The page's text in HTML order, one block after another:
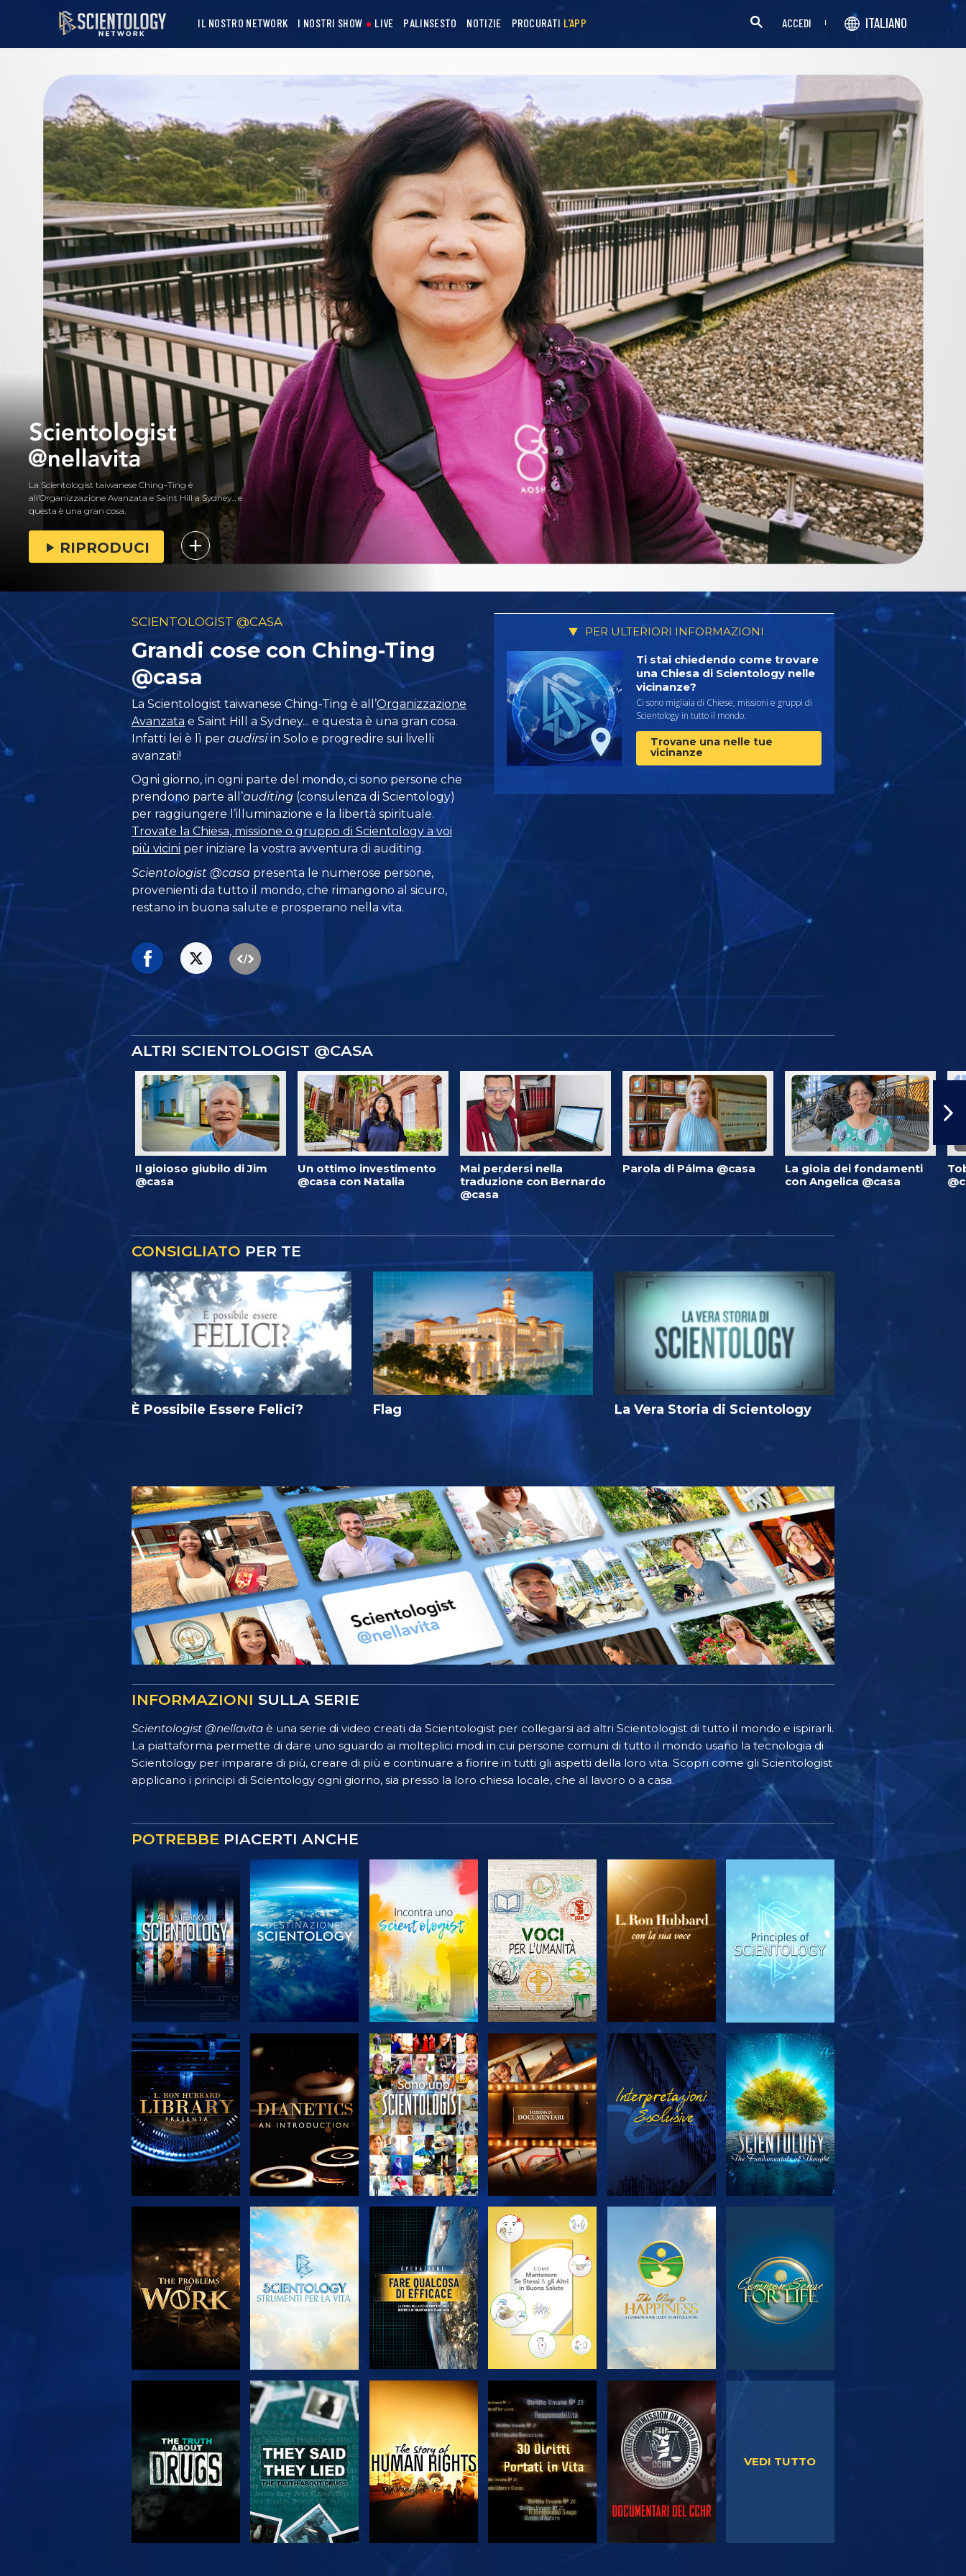
IL NOSTRO NETWORK I NOSTRI SHOW LIVE PALINSESTO NOTIZIE PROCURATI L’APP ACCEDI ITALIANO
La Scientologist taiwanese Ching-Ting è
all’Organizzazione Avanzata e Saint Hill a Sydney... e
questa è una gran cosa.
RIPRODUCI
SCIENTOLOGIST @CASA
Grandi cose con Ching-Ting
@casa
La Scientologist taiwanese Ching-Ting è all’Organizzazione
Avanzata e Saint Hill a Sydney... e questa è una gran cosa.
Infatti lei è lì peraudirsiin Solo e progredire sui livelli
avanzati!
Ogni giorno, in ogni parte del mondo, ci sono persone che
prendono parte all’auditing (consulenza di Scientology)
per raggiungere l’illuminazione e la libertà spirituale.
Trovate la Chiesa, missione o gruppo di Scientology a voi
più vicini per iniziare la vostra avventura di auditing.
Scientologist @casa presenta le numerose persone,
provenienti da tutto il mondo, che rimangono al sicuro,
restano in buona salute e prosperano nella vita.
PER ULTERIORI INFORMAZIONI
Ti stai chiedendo come trovare
una Chiesa di Scientology nelle
vicinanze?
Ci sono migliaia di Chiese, missioni e gruppi di
Scientology in tutto il mondo.
Trovane una nelle tue
vicinanze
ALTRI SCIENTOLOGIST @CASA
Il gioioso giubilo di Jim
@casa
Un ottimo investimento
@casa con Natalia
Mai perdersi nella
traduzione con Bernardo
@casa
Parola di Pálma @casa
La gioia dei fondamenti
con Angelica @casa
CONSIGLIATO PER TE
È Possibile Essere Felici? Flag La Vera Storia di Scientology
INFORMAZIONI SULLA SERIE
Scientologist @nellavita è una serie di video creati da Scientologist per collegarsi ad altri Scientologist di tutto il mondo e ispirarli.
La piattaforma permette di dare uno sguardo ai molteplici modi in cui persone comuni di tutto il mondo usano la tecnologia di
Scientology per imparare di più, creare di più e continuare a fiorire in tutti gli aspetti della loro vita. Scopri come gli Scientologist
applicano i principi di Scientology ogni giorno, sia presso la loro chiesa locale, che al lavoro o a casa.
POTREBBE PIACERTI ANCHE
ESPLORA LE
SERIE
ESPLORA LE
SERIE
ESPLORA LE
SERIE
ESPLORA LE
SERIE
ESPLORA LE
SERIE
GUARDA
ESPLORA LE
SERIE
GUARDA
ESPLORA LE
SERIE
ESPLORA LE
SERIE
ESPLORA LE
SERIE
GUARDA GUARDA GUARDA GUARDA
VEDI TUTTO